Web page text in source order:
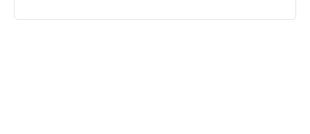
AIのもっている語彙にない言葉を、むりやり語彙内